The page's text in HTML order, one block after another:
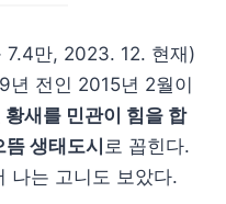
7.4만, 2023. 12. 현재)
년 전인 2015년 2월이
황새를 민관이 힘을 합
생태도시 로 꼽힌다.
나는 고니도 보았다.